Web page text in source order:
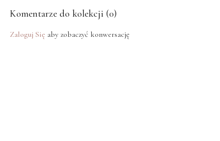
Komentarze do kolekcji (0)
Zaloguj Się aby zobaczyć konwersację